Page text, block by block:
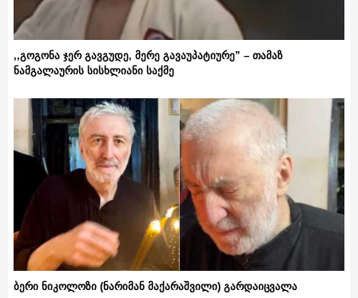
,,გოგონა ჯერ გავგუდე, მერე გავაუპატიურე” – თამაზ
ნამგალაურის სისხლიანი საქმე
ბერი ნიკოლოზი (ნარიმან მაქარაშვილი) გარდაიცვალა